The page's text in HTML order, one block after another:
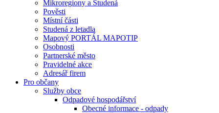
Mikroregiony a Studená
Pověsti
Místní části
Studená z letadla
Mapový PORTÁL MAPOTIP
Osobnosti
Partnerské město
Pravidelné akce
Adresář firem
Pro občany
Služby obce
Odpadové hospodářství
Obecné informace - odpady